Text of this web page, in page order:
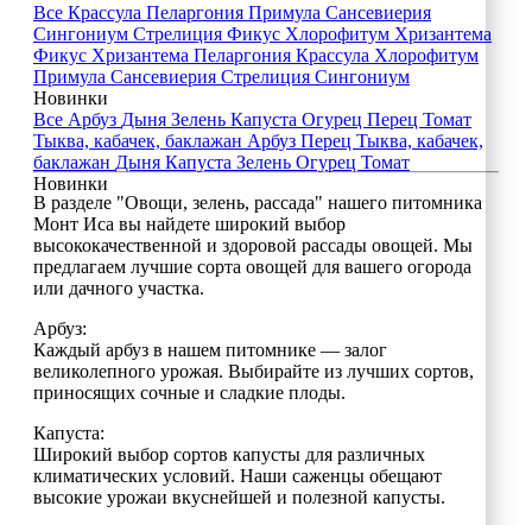
Все Крассула Пеларгония Примула Сансевиерия
Сингониум Стрелиция Фикус Хлорофитум Хризантема
Фикус Хризантема Пеларгония Крассула Хлорофитум
Примула Сансевиерия Стрелиция Сингониум
Новинки
Все Арбуз Дыня Зелень Капуста Огурец Перец Томат
Тыква, кабачек, баклажан Арбуз Перец Тыква, кабачек,
баклажан Дыня Капуста Зелень Огурец Томат
Новинки
В разделе "Овощи, зелень, рассада" нашего питомника
Монт Иса вы найдете широкий выбор
высококачественной и здоровой рассады овощей. Мы
предлагаем лучшие сорта овощей для вашего огорода
или дачного участка.
Арбуз:
Каждый арбуз в нашем питомнике — залог
великолепного урожая. Выбирайте из лучших сортов,
приносящих сочные и сладкие плоды.
Капуста:
Широкий выбор сортов капусты для различных
климатических условий. Наши саженцы обещают
высокие урожаи вкуснейшей и полезной капусты.